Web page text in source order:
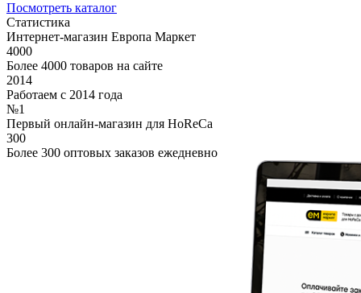
Посмотреть каталог
Статистика
Интернет-магазин Европа Маркет
4000
Более 4000 товаров на сайте
2014
Работаем с 2014 года
№1
Первый онлайн-магазин для HoReCa
300
Более 300 оптовых заказов ежедневно